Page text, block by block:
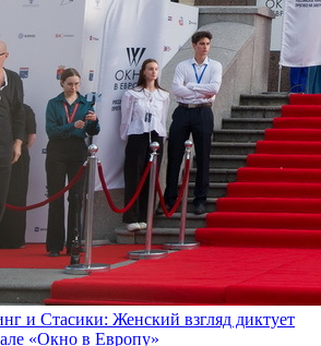
и Стасики: Женский взгляд диктует
«Окно в Европу»